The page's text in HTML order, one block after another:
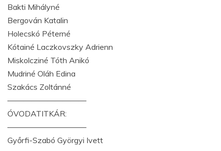
Bakti Mihályné
Bergován Katalin
Holecskó Péterné
Kótainé Laczkovszky Adrienn
Miskolcziné Tóth Anikó
Mudriné Oláh Edina
Szakács Zoltánné
——————————
ÓVODATITKÁR:
——————————
Győrfi-Szabó Györgyi Ivett